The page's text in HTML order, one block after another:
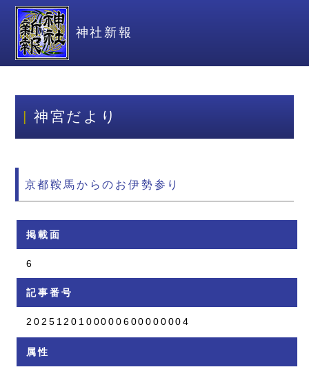
神社新報
神宮だより
京都鞍馬からのお伊勢参り
掲載面
6
記事番号
2025120100000600000004
属性